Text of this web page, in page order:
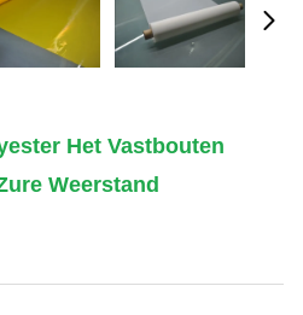
Het Vastbouten
Weerstand